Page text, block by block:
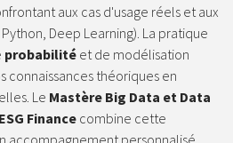
aux cas d'usage réels et aux
Deep Learning). La pratique
probabilité et de modélisation
connaissances théoriques en
Le Mastère Big Data et Data
Finance combine cette
accompagnement personnalisé,